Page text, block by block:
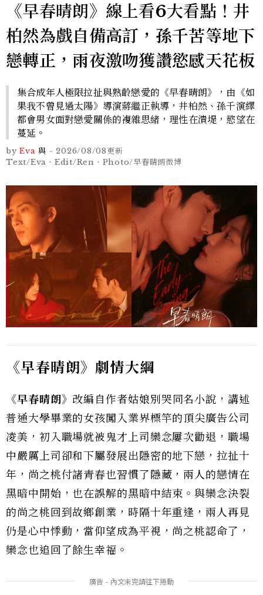
《早春晴朗》線上看6大看點！井
柏然為戲自備高訂，孫千苦等地下
戀轉正，雨夜激吻獲讚慾感天花板
集合成年人極限拉扯與熟齡戀愛的《早春晴朗》，由《如
果我不曾見過太陽》導演蔣繼正執導，井柏然、孫千演繹
都會男女面對戀愛關係的複雜思緒，理性在潰堤，慾望在
蔓延。
by Eva 與 -2026/08/08更新
Text/Eva、Edit/Ren、Photo/早春晴朗微博
《早春晴朗》劇情大綱
《早春晴朗》 改編自作者姑娘別哭同名小說，講述
普通大學畢業的女孩闖入業界標竿的頂尖廣告公司
凌美，初入職場就被鬼才上司欒念屢次勸退，職場
中嚴厲上司卻和下屬發展出隱密的地下戀，拉扯十
年，尚之桃付諸青春也習慣了隱藏，兩人的戀情在
黑暗中開始，也在誤解的黑暗中結束。與欒念決裂
的尚之桃回到故鄉創業，時隔十年重逢，兩人再見
仍是心中悸動，當仰望成為平視，尚之桃認命了，
欒念也追回了餘生幸福。